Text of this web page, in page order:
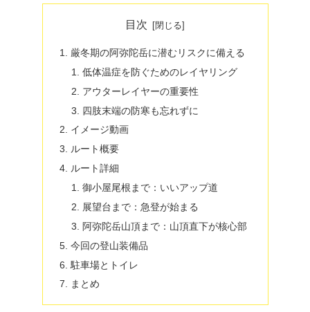
目次
厳冬期の阿弥陀岳に潜むリスクに備える
低体温症を防ぐためのレイヤリング
アウターレイヤーの重要性
四肢末端の防寒も忘れずに
イメージ動画
ルート概要
ルート詳細
御小屋尾根まで：いいアップ道
展望台まで：急登が始まる
阿弥陀岳山頂まで：山頂直下が核心部
今回の登山装備品
駐車場とトイレ
まとめ